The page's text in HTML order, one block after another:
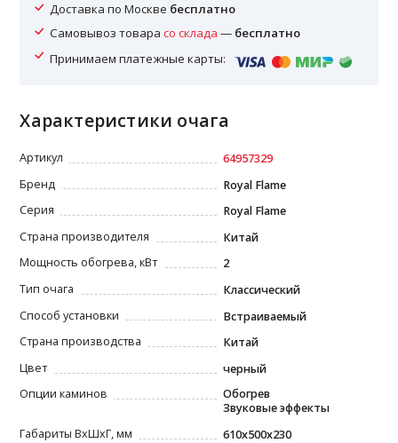
Доставка по Москве бесплатно
Самовывоз товарасо склада — бесплатно
Принимаем платежные карты:
Характеристики очага
Артикул
64957329
Бренд
Royal Flame
Серия
Royal Flame
Страна производителя
Китай
Мощность обогрева, кВт
2
Тип очага
Классический
Способ установки
Встраиваемый
Страна производства
Китай
Цвет
черный
Опции каминов
Обогрев
Звуковые эффекты
Габариты ВxШxГ, мм
610x500x230